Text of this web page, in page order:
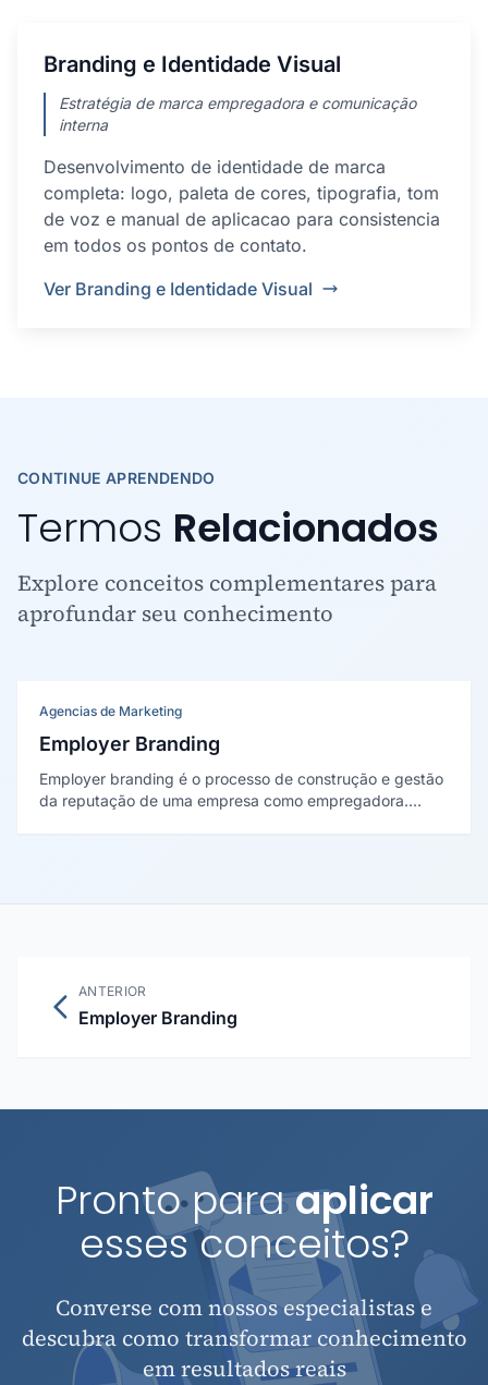
Branding e Identidade Visual
Estratégia de marca empregadora e comunicação
interna
Desenvolvimento de identidade de marca
completa: logo, paleta de cores, tipografia, tom
de voz e manual de aplicacao para consistencia
em todos os pontos de contato.
Ver Branding e Identidade Visual
CONTINUE APRENDENDO
Termos Relacionados
Explore conceitos complementares para
aprofundar seu conhecimento
Agencias de Marketing
Employer Branding
Employer branding é o processo de construção e gestão
da reputação de uma empresa como empregadora.
ANTERIOR
Employer Branding
Pronto paraaplicar
esses conceitos?
Converse com nossos especialistas e
descubra como transformar conhecimento
em resultados reais